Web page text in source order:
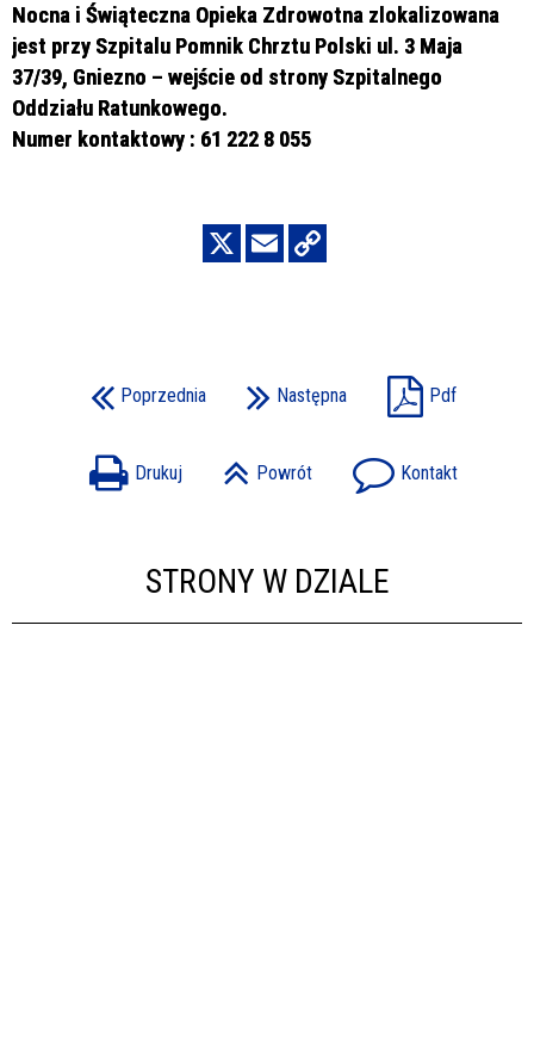
Nocna i Świąteczna Opieka Zdrowotna zlokalizowana
jest przy Szpitalu Pomnik Chrztu Polski ul. 3 Maja
37/39, Gniezno – wejście od strony Szpitalnego
Oddziału Ratunkowego.
Numer kontaktowy : 61 222 8 055
Poprzednia Następna Pdf
Drukuj Powrót Kontakt
STRONY W DZIALE